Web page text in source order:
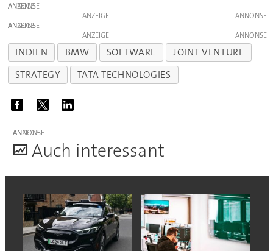
ANZEIGE
ANZEIGE
ANZEIGE
ANZEIGE
INDIEN BMW SOFTWARE
JOINT VENTURE
STRATEGY
TATA TECHNOLOGIES
ANZEIGE
Auch interessant